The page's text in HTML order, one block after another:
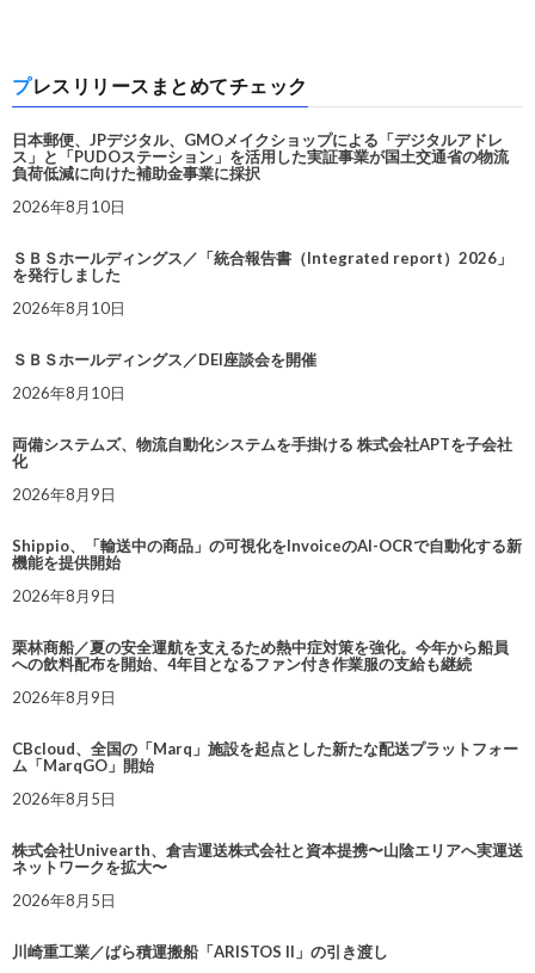
プレスリリースまとめてチェック
日本郵便、JPデジタル、GMOメイクショップによる「デジタルアドレ
ス」と「PUDOステーション」を活用した実証事業が国土交通省の物流
負荷低減に向けた補助金事業に採択
2026年8月10日
ＳＢＳホールディングス／「統合報告書（Integrated report）2026」
を発行しました
2026年8月10日
ＳＢＳホールディングス／DEI座談会を開催
2026年8月10日
両備システムズ、物流自動化システムを手掛ける 株式会社APTを子会社
化
2026年8月9日
Shippio、「輸送中の商品」の可視化をInvoiceのAI-OCRで自動化する新
機能を提供開始
2026年8月9日
栗林商船／夏の安全運航を支えるため熱中症対策を強化。今年から船員
への飲料配布を開始、4年目となるファン付き作業服の支給も継続
2026年8月9日
CBcloud、全国の「Marq」施設を起点とした新たな配送プラットフォー
ム「MarqGO」開始
2026年8月5日
株式会社Univearth、倉吉運送株式会社と資本提携〜山陰エリアへ実運送
ネットワークを拡大〜
2026年8月5日
川崎重工業／ばら積運搬船「ARISTOS II」の引き渡し